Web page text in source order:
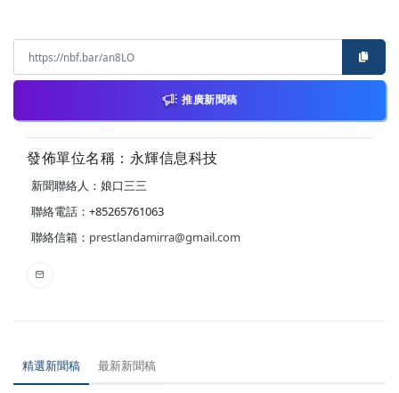
推廣新聞稿
發佈單位名稱：永輝信息科技
新聞聯絡人：娘口三三
聯絡電話：+85265761063
聯絡信箱： prestlandamirra@gmail.com
精選新聞稿 最新新聞稿